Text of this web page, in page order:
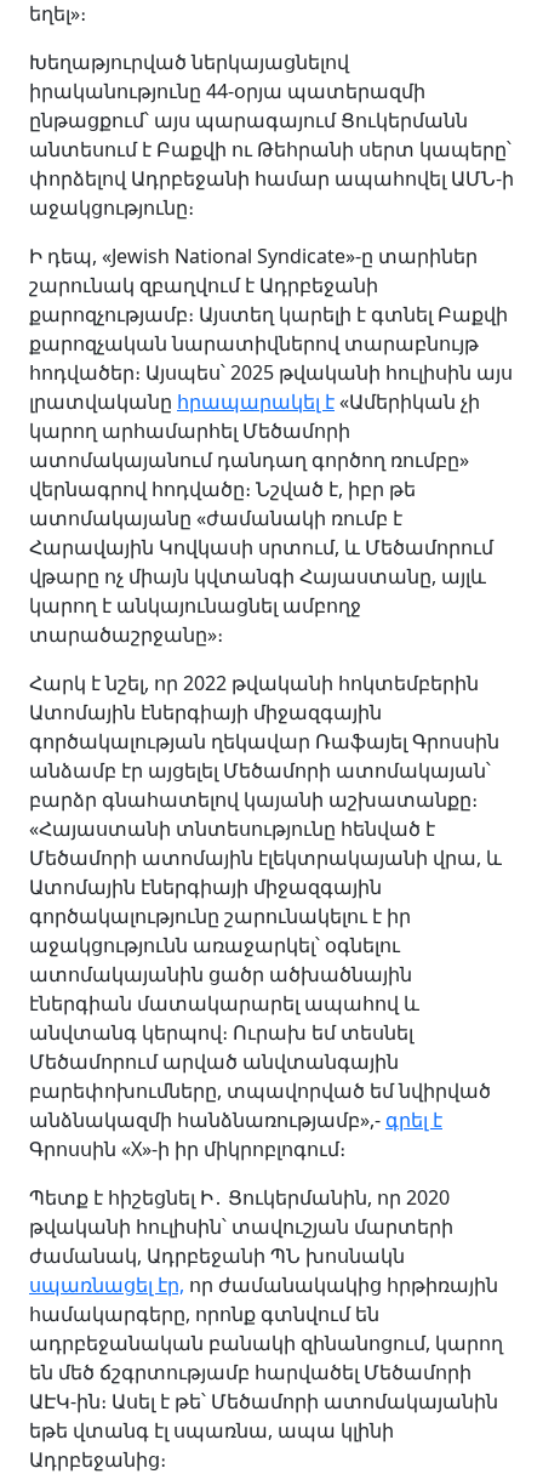
եղել»։
Խեղաթյուրված ներկայացնելով
իրականությունը 44-օրյա պատերազմի
ընթացքում՝ այս պարագայում Ցուկերմանն
անտեսում է Բաքվի ու Թեհրանի սերտ կապերը՝
փորձելով Ադրբեջանի համար ապահովել ԱՄՆ-ի
աջակցությունը։
Ի դեպ, «Jewish National Syndicate»-ը տարիներ
շարունակ զբաղվում է Ադրբեջանի
քարոզչությամբ։ Այստեղ կարելի է գտնել Բաքվի
քարոզչական նարատիվներով տարաբնույթ
հոդվածեր։ Այսպես՝ 2025 թվականի հուլիսին այս
լրատվականը հրապարակել է«Ամերիկան չի
կարող արհամարհել Մեծամորի
ատոմակայանում դանդաղ գործող ռումբը»
վերնագրով հոդվածը։ Նշված է, իբր թե
ատոմակայանը «ժամանակի ռումբ է
Հարավային Կովկասի սրտում, և Մեծամորում
վթարը ոչ միայն կվտանգի Հայաստանը, այլև
կարող է անկայունացնել ամբողջ
տարածաշրջանը»։
Հարկ է նշել, որ 2022 թվականի հոկտեմբերին
Ատոմային էներգիայի միջազգային
գործակալության ղեկավար Ռաֆայել Գրոսսին
անձամբ էր այցելել Մեծամորի ատոմակայան՝
բարձր գնահատելով կայանի աշխատանքը։
«Հայաստանի տնտեսությունը հենված է
Մեծամորի ատոմային էլեկտրակայանի վրա, և
Ատոմային էներգիայի միջազգային
գործակալությունը շարունակելու է իր
աջակցությունն առաջարկել՝ օգնելու
ատոմակայանին ցածր ածխածնային
էներգիան մատակարարել ապահով և
անվտանգ կերպով։ Ուրախ եմ տեսնել
Մեծամորում արված անվտանգային
բարեփոխումները, տպավորված եմ նվիրված
անձնակազմի հանձնառությամբ»,- գրել է
Գրոսսին «X»-ի իր միկրոբլոգում։
Պետք է հիշեցնել Ի․ Ցուկերմանին, որ 2020
թվականի հուլիսին՝ տավուշյան մարտերի
ժամանակ, Ադրբեջանի ՊՆ խոսնակն
սպառնացել էր, որ ժամանակակից հրթիռային
համակարգերը, որոնք գտնվում են
ադրբեջանական բանակի զինանոցում, կարող
են մեծ ճշգրտությամբ հարվածել Մեծամորի
ԱԷԿ-ին։ Ասել է թե՝ Մեծամորի ատոմակայանին
եթե վտանգ էլ սպառնա, ապա կլինի
Ադրբեջանից։